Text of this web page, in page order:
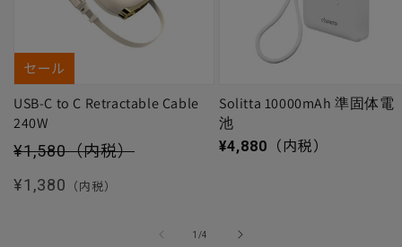
セール
USB-C to C Retractable Cable
240W
セール価格
¥1,580（内税）
通常価格
¥1,380 （内税）
Solitta 10000mAh 準固体電
池
通常価格
¥4,880 （内税）
1 /
の4